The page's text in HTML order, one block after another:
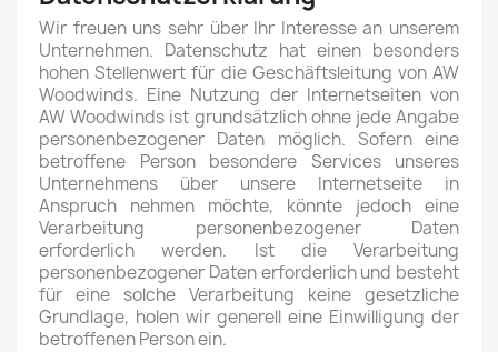
Wir freuen uns sehr über Ihr Interesse an unserem
Unternehmen. Datenschutz hat einen besonders
hohen Stellenwert für die Geschäftsleitung von AW
Woodwinds. Eine Nutzung der Internetseiten von
AW Woodwinds ist grundsätzlich ohne jede Angabe
personenbezogener Daten möglich. Sofern eine
betroffene Person besondere Services unseres
Unternehmens über unsere Internetseite in
Anspruch nehmen möchte, könnte jedoch eine
Verarbeitung personenbezogener Daten
erforderlich werden. Ist die Verarbeitung
personenbezogener Daten erforderlich und besteht
für eine solche Verarbeitung keine gesetzliche
Grundlage, holen wir generell eine Einwilligung der
betroffenen Person ein.